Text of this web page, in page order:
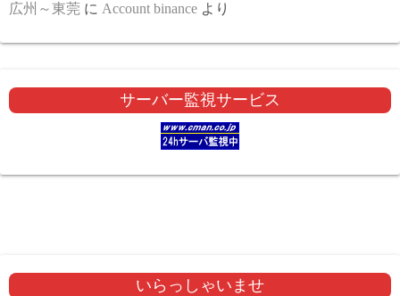
広州～東莞 に Account binance より
サーバー監視サービス
いらっしゃいませ